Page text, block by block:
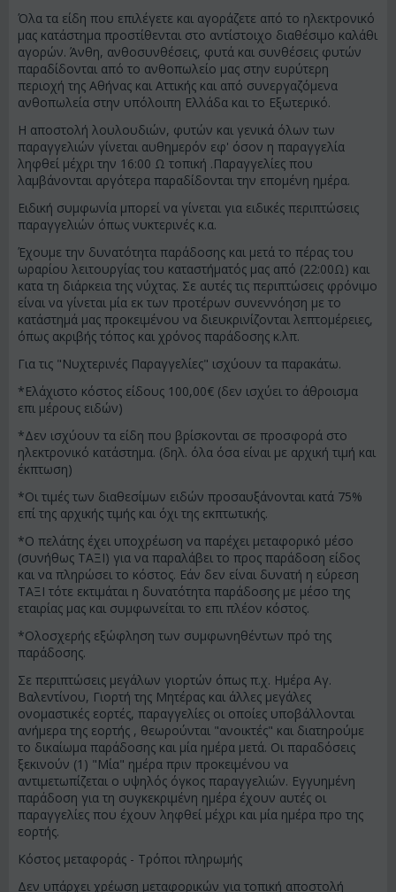
Όλα τα είδη που επιλέγετε και αγοράζετε από το ηλεκτρονικό
μας κατάστημα προστίθενται στο αντίστοιχο διαθέσιμο καλάθι
αγορών. Άνθη, ανθοσυνθέσεις, φυτά και συνθέσεις φυτών
παραδίδονται από το ανθοπωλείο μας στην ευρύτερη
περιοχή της Αθήνας και Αττικής και από συνεργαζόμενα
ανθοπωλεία στην υπόλοιπη Ελλάδα και το Εξωτερικό.
Η αποστολή λουλουδιών, φυτών και γενικά όλων των
παραγγελιών γίνεται αυθημερόν εφ' όσον η παραγγελία
ληφθεί μέχρι την 16:00 Ω τοπική .Παραγγελίες που
λαμβάνονται αργότερα παραδίδονται την επομένη ημέρα.
Ειδική συμφωνία μπορεί να γίνεται για ειδικές περιπτώσεις
παραγγελιών όπως νυκτερινές κ.α.
Έχουμε την δυνατότητα παράδοσης και μετά το πέρας του
ωραρίου λειτουργίας του καταστήματός μας από (22:00Ω) και
κατα τη διάρκεια της νύχτας. Σε αυτές τις περιπτώσεις φρόνιμο
είναι να γίνεται μία εκ των προτέρων συνεννόηση με το
κατάστημά μας προκειμένου να διευκρινίζονται λεπτομέρειες,
όπως ακριβής τόπος και χρόνος παράδοσης κ.λπ.
Για τις "Νυχτερινές Παραγγελίες" ισχύουν τα παρακάτω.
*Ελάχιστο κόστος είδους 100,00€ (δεν ισχύει το άθροισμα
επι μέρους ειδών)
*Δεν ισχύουν τα είδη που βρίσκονται σε προσφορά στο
ηλεκτρονικό κατάστημα. (δηλ. όλα όσα είναι με αρχική τιμή και
έκπτωση)
*Οι τιμές των διαθεσίμων ειδών προσαυξάνονται κατά 75%
επί της αρχικής τιμής και όχι της εκπτωτικής.
*Ο πελάτης έχει υποχρέωση να παρέχει μεταφορικό μέσο
(συνήθως ΤΑΞΙ) για να παραλάβει το προς παράδοση είδος
και να πληρώσει το κόστος. Εάν δεν είναι δυνατή η εύρεση
ΤΑΞΙ τότε εκτιμάται η δυνατότητα παράδοσης με μέσο της
εταιρίας μας και συμφωνείται το επι πλέον κόστος.
*Ολοσχερής εξώφληση των συμφωνηθέντων πρό της
παράδοσης.
Σε περιπτώσεις μεγάλων γιορτών όπως π.χ. Ημέρα Αγ.
Βαλεντίνου, Γιορτή της Μητέρας και άλλες μεγάλες
ονομαστικές εορτές, παραγγελίες οι οποίες υποβάλλονται
ανήμερα της εορτής , θεωρούνται "ανοικτές" και διατηρούμε
το δικαίωμα παράδοσης και μία ημέρα μετά. Οι παραδόσεις
ξεκινούν (1) "Μία" ημέρα πριν προκειμένου να
αντιμετωπίζεται ο υψηλός όγκος παραγγελιών. Εγγυημένη
παράδοση για τη συγκεκριμένη ημέρα έχουν αυτές οι
παραγγελίες που έχουν ληφθεί μέχρι και μία ημέρα προ της
εορτής.
Κόστος μεταφοράς - Τρόποι πληρωμής
Δεν υπάρχει χρέωση μεταφορικών για τοπική αποστολή